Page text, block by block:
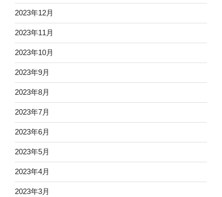
2023年12月
2023年11月
2023年10月
2023年9月
2023年8月
2023年7月
2023年6月
2023年5月
2023年4月
2023年3月